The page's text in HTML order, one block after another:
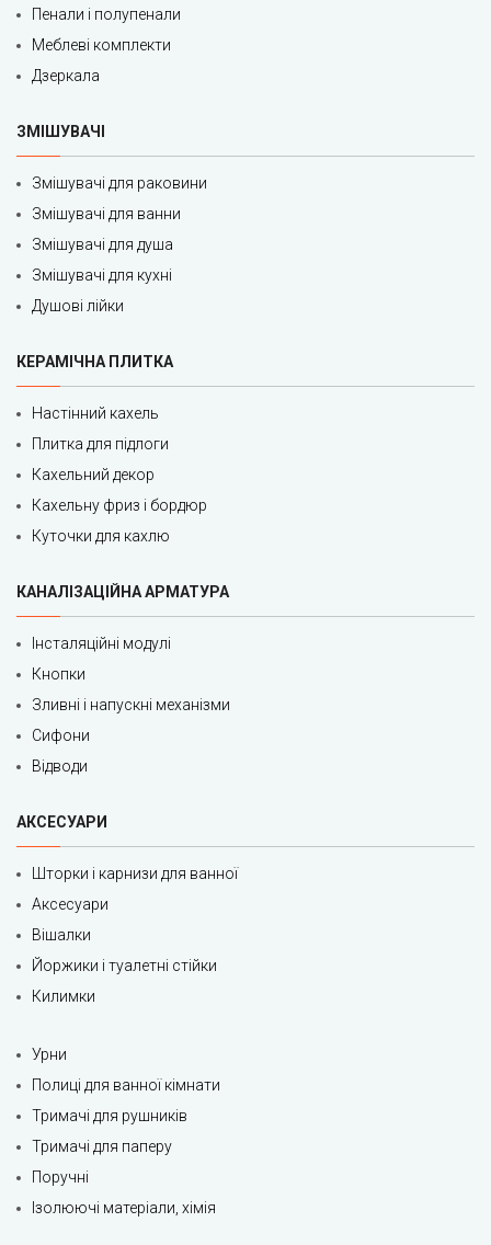
Пенали і полупенали
Меблеві комплекти
Дзеркала
ЗМІШУВАЧІ
Змішувачі для раковини
Змішувачі для ванни
Змішувачі для душа
Змішувачі для кухні
Душові лійки
КЕРАМІЧНА ПЛИТКА
Настінний кахель
Плитка для підлоги
Кахельний декор
Кахельну фриз і бордюр
Куточки для кахлю
КАНАЛІЗАЦІЙНА АРМАТУРА
Інсталяційні модулі
Кнопки
Зливні і напускні механізми
Сифони
Відводи
АКСЕСУАРИ
Шторки і карнизи для ванної
Аксесуари
Вішалки
Йоржики і туалетні стійки
Килимки
Урни
Полиці для ванної кімнати
Тримачі для рушників
Тримачі для паперу
Поручні
Ізолюючі матеріали, хімія